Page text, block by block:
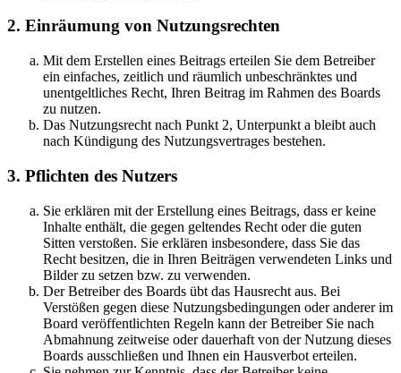
2. Einräumung von Nutzungsrechten
Mit dem Erstellen eines Beitrags erteilen Sie dem Betreiber
ein einfaches, zeitlich und räumlich unbeschränktes und
unentgeltliches Recht, Ihren Beitrag im Rahmen des Boards
zu nutzen.
Das Nutzungsrecht nach Punkt 2, Unterpunkt a bleibt auch
nach Kündigung des Nutzungsvertrages bestehen.
3. Pflichten des Nutzers
Sie erklären mit der Erstellung eines Beitrags, dass er keine
Inhalte enthält, die gegen geltendes Recht oder die guten
Sitten verstoßen. Sie erklären insbesondere, dass Sie das
Recht besitzen, die in Ihren Beiträgen verwendeten Links und
Bilder zu setzen bzw. zu verwenden.
Der Betreiber des Boards übt das Hausrecht aus. Bei
Verstößen gegen diese Nutzungsbedingungen oder anderer im
Board veröffentlichten Regeln kann der Betreiber Sie nach
Abmahnung zeitweise oder dauerhaft von der Nutzung dieses
Boards ausschließen und Ihnen ein Hausverbot erteilen.